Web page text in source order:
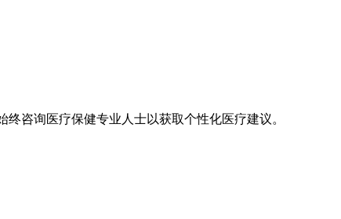
咨询医疗保健专业人士以获取个性化医疗建议。